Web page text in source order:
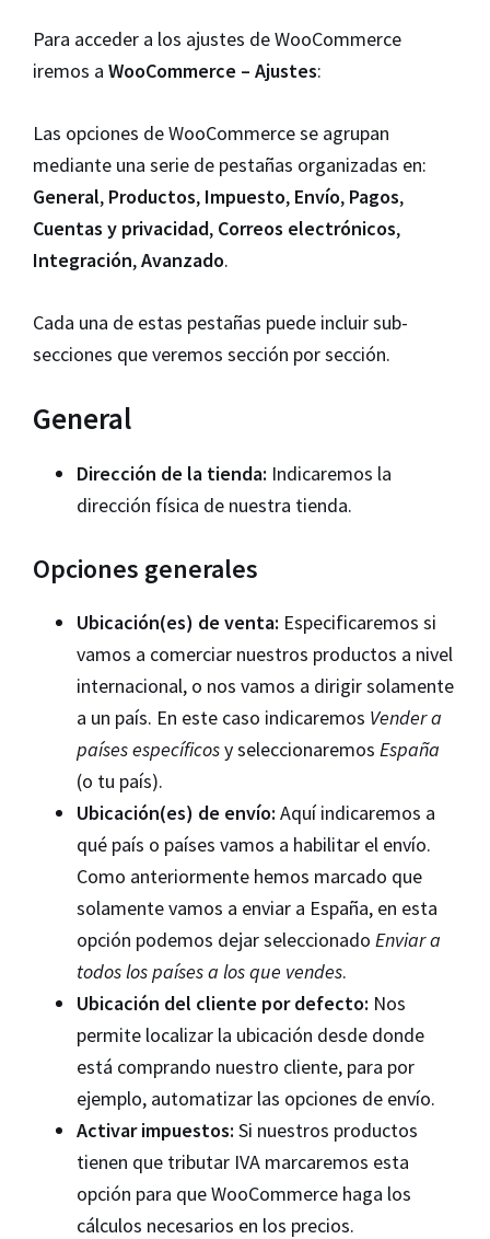
Para acceder a los ajustes de WooCommerce
iremos a WooCommerce – Ajustes:
Las opciones de WooCommerce se agrupan
mediante una serie de pestañas organizadas en:
General, Productos, Impuesto, Envío, Pagos,
Cuentas y privacidad, Correos electrónicos,
Integración,Avanzado.
Cada una de estas pestañas puede incluir sub-
secciones que veremos sección por sección.
General
Dirección de la tienda: Indicaremos la
dirección física de nuestra tienda.
Opciones generales
Ubicación(es) de venta: Especificaremos si
vamos a comerciar nuestros productos a nivel
internacional, o nos vamos a dirigir solamente
a un país. En este caso indicaremos Vender a
países específicosy seleccionaremos España
(o tu país).
Ubicación(es) de envío: Aquí indicaremos a
qué país o países vamos a habilitar el envío.
Como anteriormente hemos marcado que
solamente vamos a enviar a España, en esta
opción podemos dejar seleccionado Enviar a
todos los países a los que vendes.
Ubicación del cliente por defecto: Nos
permite localizar la ubicación desde donde
está comprando nuestro cliente, para por
ejemplo, automatizar las opciones de envío.
Activar impuestos: Si nuestros productos
tienen que tributar IVA marcaremos esta
opción para que WooCommerce haga los
cálculos necesarios en los precios.